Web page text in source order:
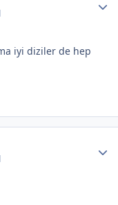
iyi diziler de hep